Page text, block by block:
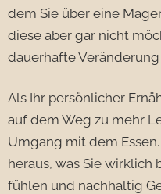
dem Sie über eine
diese aber gar nicht
dauerhafte Veränderung
Als Ihr persönlicher
auf dem Weg zu mehr
Umgang mit dem
heraus, was Sie wirklich
fühlen und nachhaltig